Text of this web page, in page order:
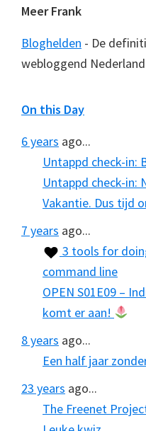
Meer Frank
Bloghelden - De
webloggend Nederland
On this Day
6 years ago...
Untappd check-in:
Untappd check-in:
Vakantie. Dus tijd
7 years ago...
3 tools for
command line
OPEN S01E09 –
komt er aan!
8 years ago...
Een half jaar
23 years ago...
The Freenet